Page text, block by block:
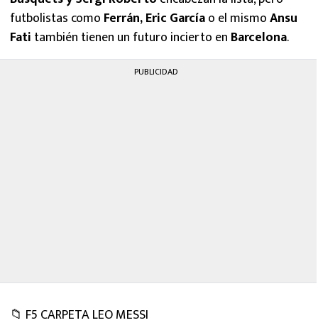
futbolistas como Ferrán, Eric Garcíao el mismoAnsu
Fati también tienen un futuro incierto en Barcelona.
PUBLICIDAD
📁 F5 CARPETA LEO MESSI